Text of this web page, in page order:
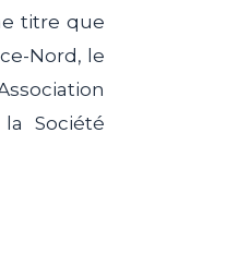
titre que
Nord, le
Société